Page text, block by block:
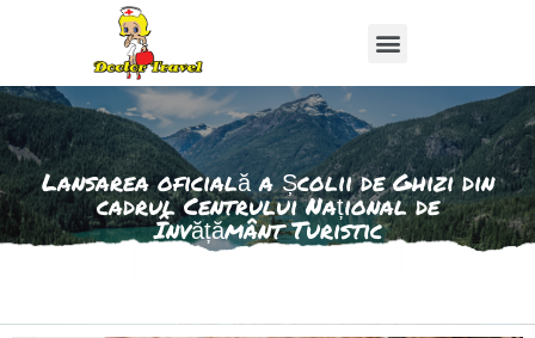
Lansarea oficială a Școlii de Ghizi din
cadrul Centrului Național de
Învățământ Turistic